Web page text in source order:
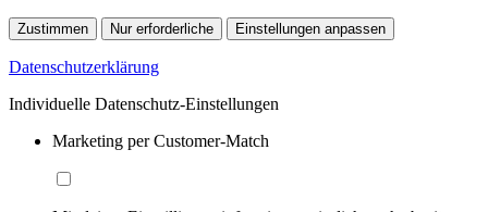
Zustimmen Nur erforderliche Einstellungen anpassen
Datenschutzerklärung
Individuelle Datenschutz-Einstellungen
Marketing per Customer-Match